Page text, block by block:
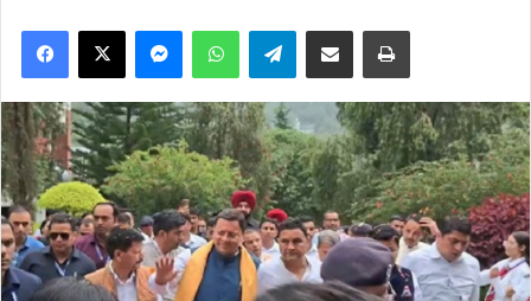
Facebook
X MessengerWhatsAppTelegramShare via Email Print